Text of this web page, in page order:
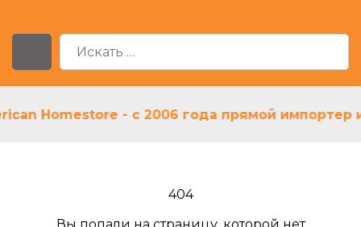
Homestore - с 2006 года прямой импортер
404